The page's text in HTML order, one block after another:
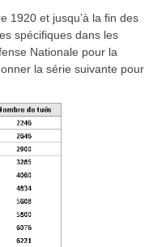
1920 et jusqu’à la fin des
spécifiques dans les
Nationale pour la
la série suivante pour